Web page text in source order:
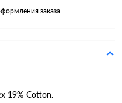
заказа
19%-Cotton.